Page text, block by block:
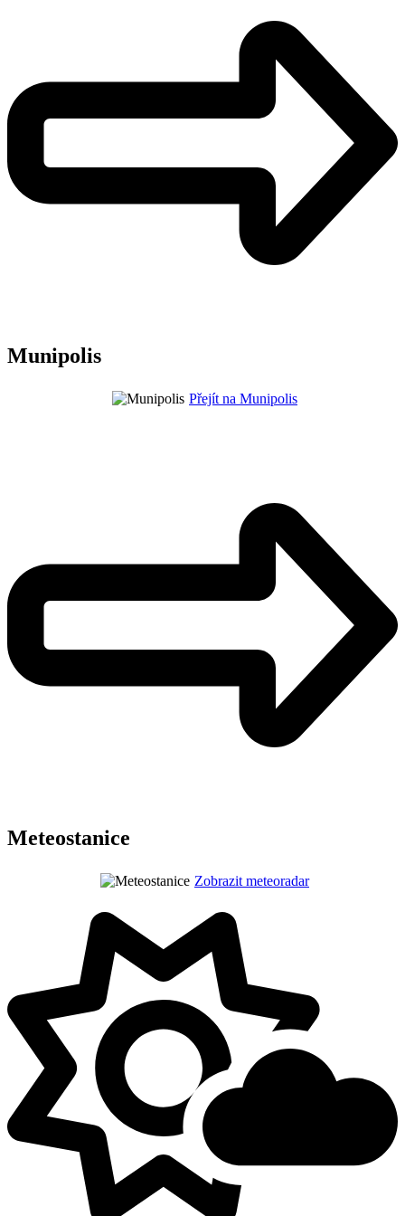
Munipolis
Přejít na Munipolis
Meteostanice
Zobrazit meteoradar